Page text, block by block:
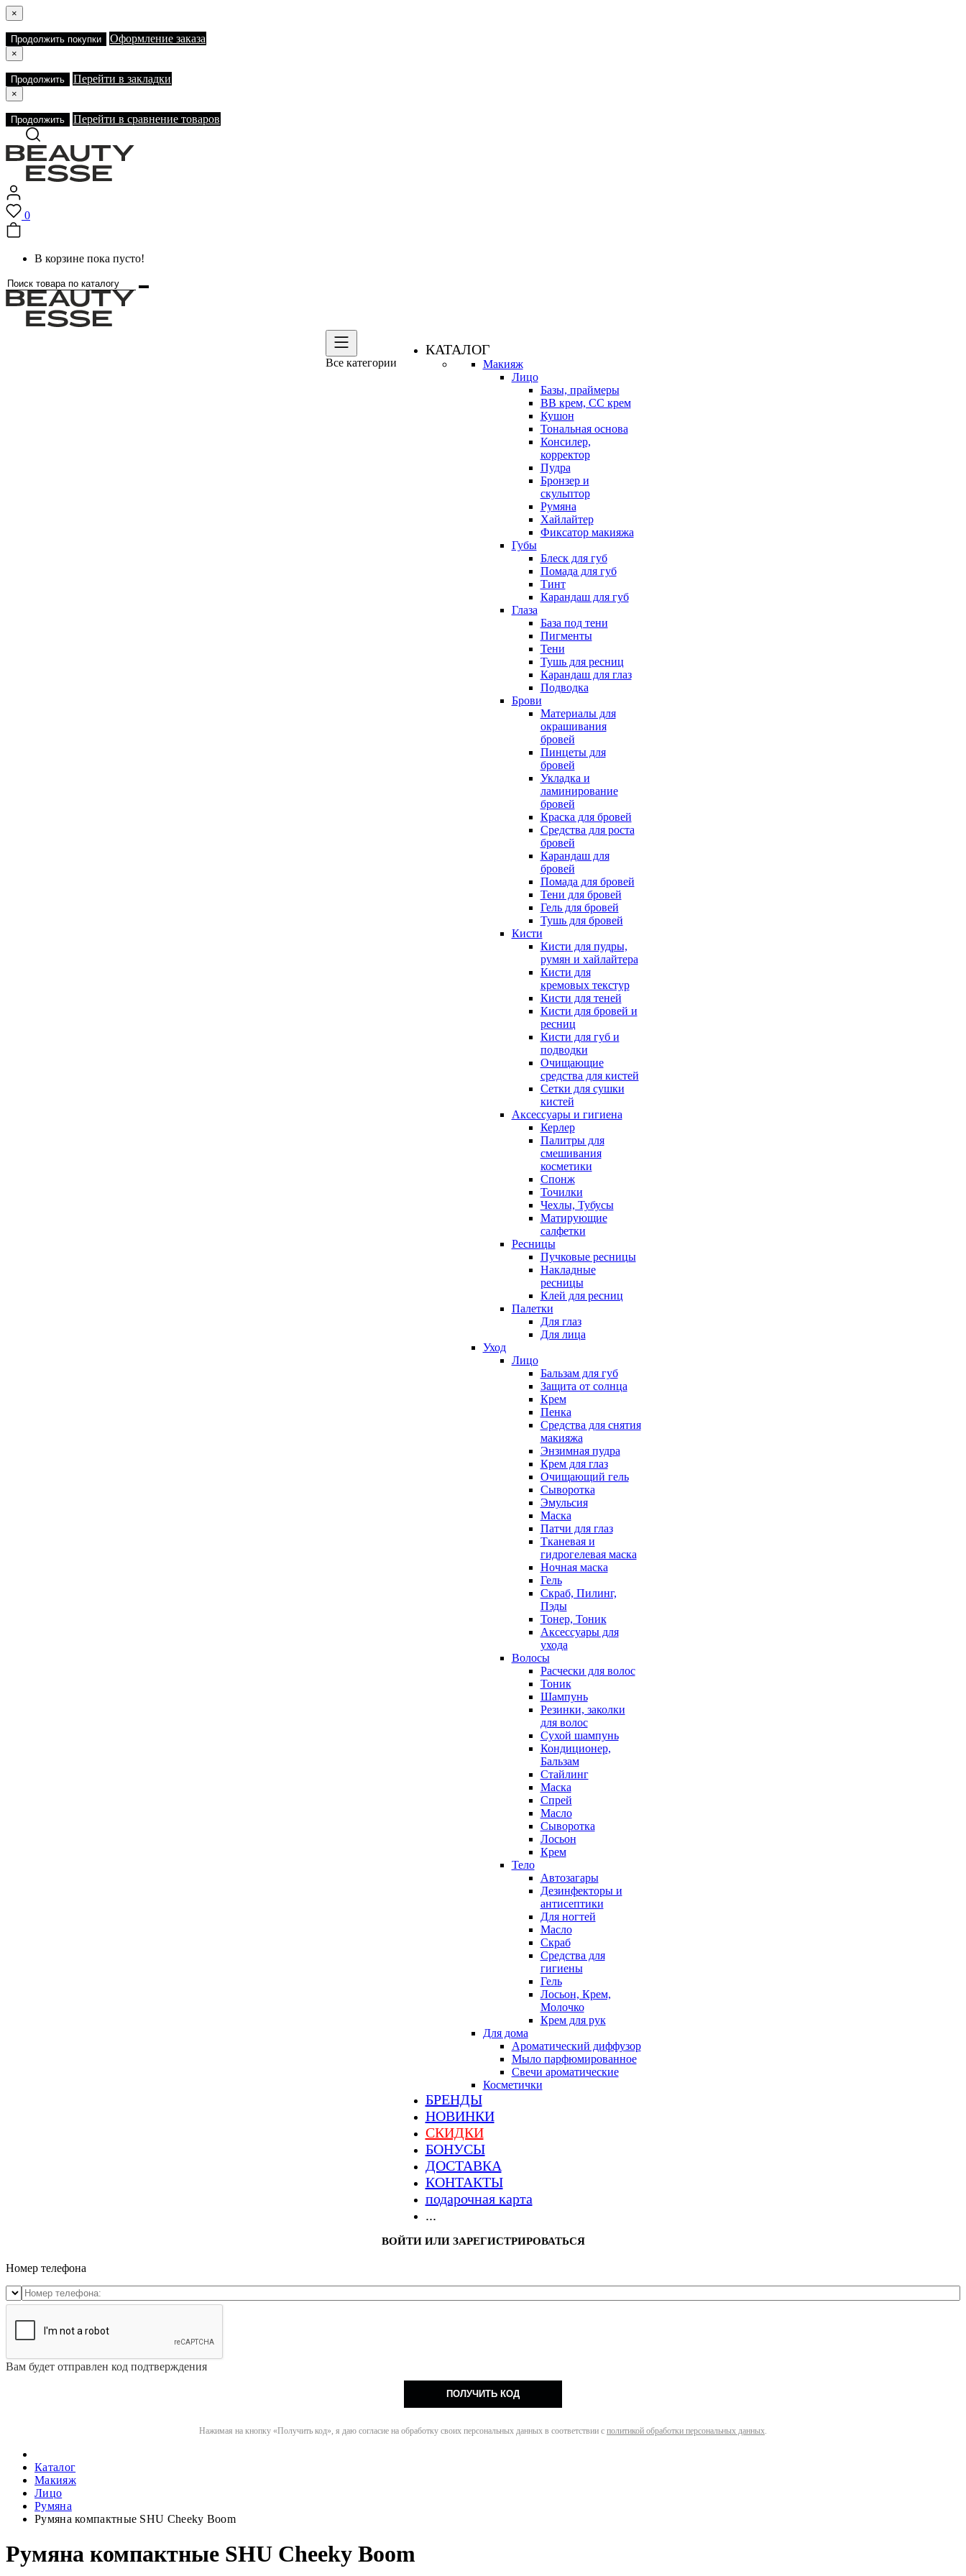
×
Продолжить покупки Оформление заказа
×
Продолжить Перейти в закладки
×
Продолжить Перейти в сравнение товаров
0
В корзине пока пусто!
Все категории
КАТАЛОГ
Макияж
Лицо
Базы, праймеры
BB крем, CC крем
Кушон
Тональная основа
Консилер,
корректор
Пудра
Бронзер и
скульптор
Румяна
Хайлайтер
Фиксатор макияжа
Губы
Блеск для губ
Помада для губ
Тинт
Карандаш для губ
Глаза
База под тени
Пигменты
Тени
Тушь для ресниц
Карандаш для глаз
Подводка
Брови
Материалы для
окрашивания
бровей
Пинцеты для
бровей
Укладка и
ламинирование
бровей
Краска для бровей
Средства для роста
бровей
Карандаш для
бровей
Помада для бровей
Тени для бровей
Гель для бровей
Тушь для бровей
Кисти
Кисти для пудры,
румян и хайлайтера
Кисти для
кремовых текстур
Кисти для теней
Кисти для бровей и
ресниц
Кисти для губ и
подводки
Очищающие
средства для кистей
Сетки для сушки
кистей
Аксессуары и гигиена
Керлер
Палитры для
смешивания
косметики
Спонж
Точилки
Чехлы, Тубусы
Матирующие
салфетки
Ресницы
Пучковые ресницы
Накладные
ресницы
Клей для ресниц
Палетки
Для глаз
Для лица
Уход
Лицо
Бальзам для губ
Защита от солнца
Крем
Пенка
Средства для снятия
макияжа
Энзимная пудра
Крем для глаз
Очищающий гель
Сыворотка
Эмульсия
Маска
Патчи для глаз
Тканевая и
гидрогелевая маска
Ночная маска
Гель
Скраб, Пилинг,
Пэды
Тонер, Тоник
Аксессуары для
ухода
Волосы
Расчески для волос
Тоник
Шампунь
Резинки, заколки
для волос
Сухой шампунь
Кондиционер,
Бальзам
Стайлинг
Маска
Спрей
Масло
Сыворотка
Лосьон
Крем
Тело
Автозагары
Дезинфекторы и
антисептики
Для ногтей
Масло
Скраб
Средства для
гигиены
Гель
Лосьон, Крем,
Молочко
Крем для рук
Для дома
Ароматический диффузор
Мыло парфюмированное
Свечи ароматические
Косметички
БРЕНДЫ
НОВИНКИ
СКИДКИ
БОНУСЫ
ДОСТАВКА
КОНТАКТЫ
подарочная карта
...
ВОЙТИ ИЛИ ЗАРЕГИСТРИРОВАТЬСЯ
Номер телефона
Вам будет отправлен код подтверждения
ПОЛУЧИТЬ КОД
Нажимая на кнопку «Получить код», я даю согласие на обработку своих персональных данных в соответствии с политикой обработки персональных данных.
Каталог
Макияж
Лицо
Румяна
Румяна компактные SHU Cheeky Boom
Румяна компактные SHU Cheeky Boom